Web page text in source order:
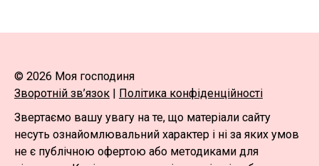
© 2026 Моя господиня
Зворотній зв’язок | Політика конфіденційності
Звертаємо вашу увагу на те, що матеріали сайту
несуть ознайомлювальний характер і ні за яких умов
не є публічною офертою або методиками для